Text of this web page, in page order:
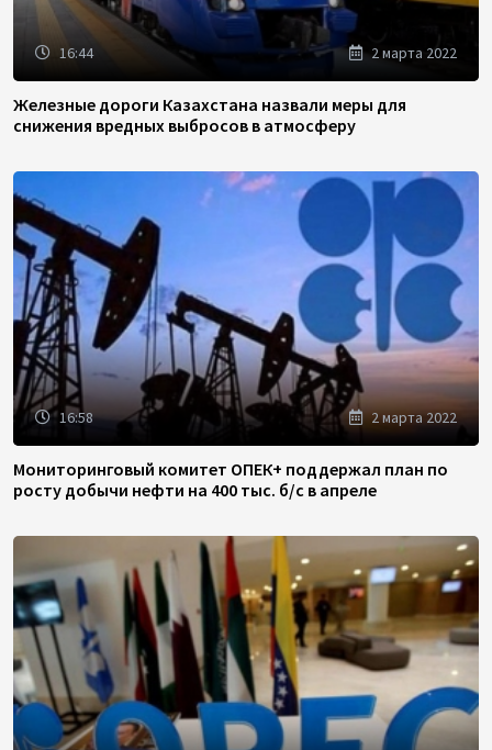
16:44 2 марта 2022
Железные дороги Казахстана назвали меры для
снижения вредных выбросов в атмосферу
16:58 2 марта 2022
Мониторинговый комитет ОПЕК+ поддержал план по
росту добычи нефти на 400 тыс. б/с в апреле